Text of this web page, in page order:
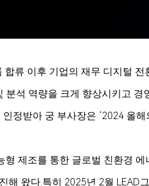
합류 이후 기업의 재무 디지털
분석 역량을 크게 향상시키고
정받아 궁 부사장은 ‘2024 올
형 제조를 통한 글로벌 친환경
해 왔다. 특히 2025년 2월